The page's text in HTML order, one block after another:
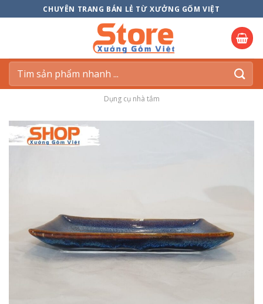
to
CHUYÊN TRANG BÁN LẺ TỪ XƯỞNG GỐM VIỆT
Tìm
kiếm:
Dụng cụ nhà tắm